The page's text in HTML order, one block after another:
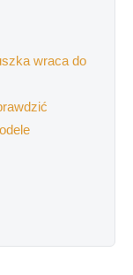
wraca do